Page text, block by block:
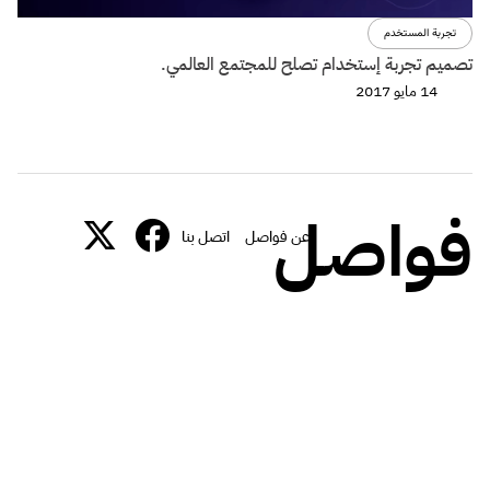
تجربة المستخدم
تصميم تجربة إستخدام تصلح للمجتمع العالمي.
14 مايو 2017
فواصل
عن فواصل اتصل بنا